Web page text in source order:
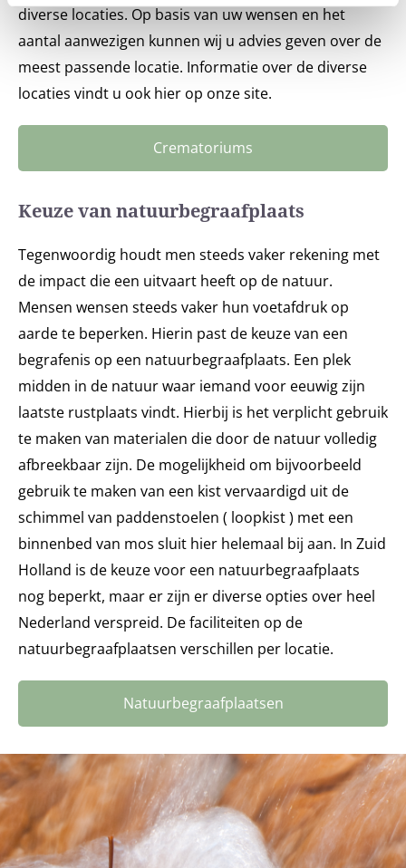
diverse locaties. Op basis van uw wensen en het
aantal aanwezigen kunnen wij u advies geven over de
meest passende locatie. Informatie over de diverse
locaties vindt u ook hier op onze site.
Crematoriums
Keuze van natuurbegraafplaats
Tegenwoordig houdt men steeds vaker rekening met
de impact die een uitvaart heeft op de natuur.
Mensen wensen steeds vaker hun voetafdruk op
aarde te beperken. Hierin past de keuze van een
begrafenis op een natuurbegraafplaats. Een plek
midden in de natuur waar iemand voor eeuwig zijn
laatste rustplaats vindt. Hierbij is het verplicht gebruik
te maken van materialen die door de natuur volledig
afbreekbaar zijn. De mogelijkheid om bijvoorbeeld
gebruik te maken van een kist vervaardigd uit de
schimmel van paddenstoelen ( loopkist ) met een
binnenbed van mos sluit hier helemaal bij aan. In Zuid
Holland is de keuze voor een natuurbegraafplaats
nog beperkt, maar er zijn er diverse opties over heel
Nederland verspreid. De faciliteiten op de
natuurbegraafplaatsen verschillen per locatie.
Natuurbegraafplaatsen